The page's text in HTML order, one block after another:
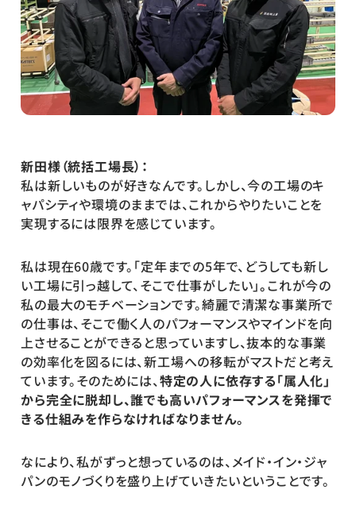
新田様（統括工場長）：
私は新しいものが好きなんです。しかし、今の工場のキ
ャパシティや環境のままでは、これからやりたいことを
実現するには限界を感じています。
私は現在60歳です。「定年までの5年で、どうしても新し
い工場に引っ越して、そこで仕事がしたい」。これが今の
私の最大のモチベーションです。綺麗で清潔な事業所で
の仕事は、そこで働く人のパフォーマンスやマインドを向
上させることができると思っていますし、抜本的な事業
の効率化を図るには、新工場への移転がマストだと考え
ています。そのためには、特定の人に依存する「属人化」
から完全に脱却し、誰でも高いパフォーマンスを発揮で
きる仕組みを作らなければなりません。
なにより、私がずっと想っているのは、メイド・イン・ジャ
パンのモノづくりを盛り上げていきたいということです。